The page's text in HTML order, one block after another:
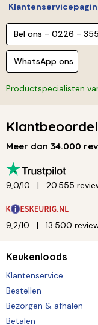
Bel ons - 0226 -
WhatsApp ons
Productspecialisten
Meer dan 34.000
9,0/10 20.555
9,2/10 13.500
Keukenloods
Klantenservice
Bestellen
Bezorgen & afhalen
Betalen